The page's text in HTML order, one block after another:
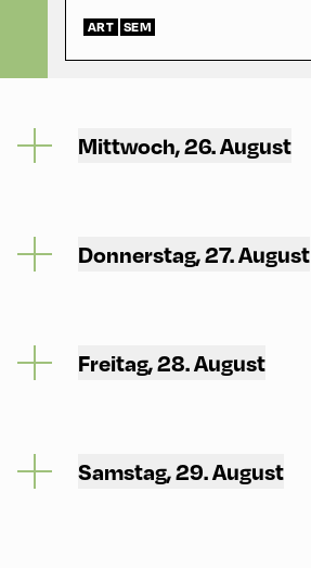
ART SEM
Mittwoch, 26. August
Donnerstag, 27. August
Freitag, 28. August
Samstag, 29. August